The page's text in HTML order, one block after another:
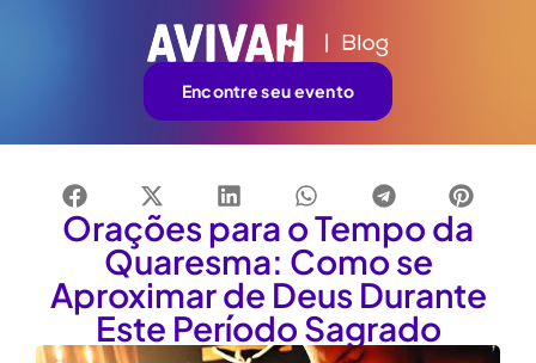
Encontre seu evento
Orações para o Tempo da
Quaresma: Como se
Aproximar de Deus Durante
Este Período Sagrado